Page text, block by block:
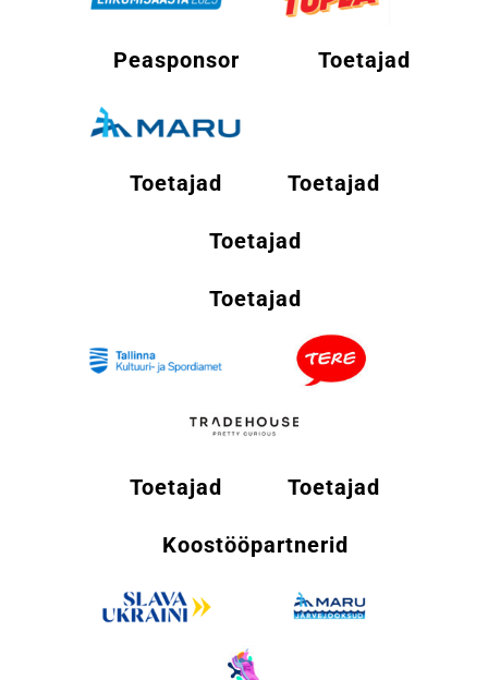
Peasponsor Toetajad
Toetajad Toetajad
Toetajad
Toetajad
Toetajad Toetajad
Koostööpartnerid